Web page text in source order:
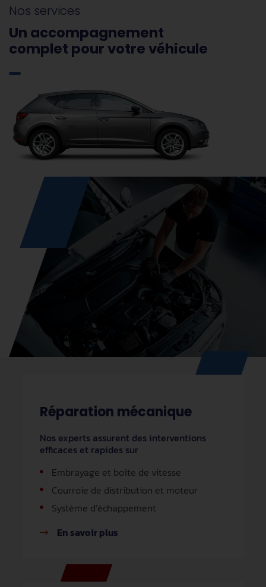
Nos services
Un accompagnement
complet pour votre véhicule
Réparation mécanique
Nos experts assurent des interventions
efficaces et rapides sur
Embrayage et boîte de vitesse
Courroie de distribution et moteur
Système d’échappement
En savoir plus